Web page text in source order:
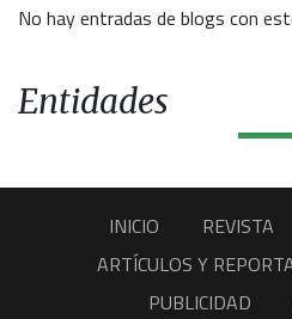
No hay entradas de blogs con
Entidades
INICIO REVISTA
ARTÍCULOS Y
PUBLICIDAD